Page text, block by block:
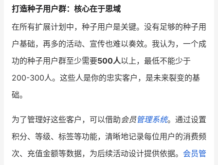
培训课程
私域课程 新零售内参
增长俱乐部 有赞商盟
商家社区
合作共进
入驻有赞 认证代理商
打造种子用户群：核心在于思域
在所有扩展计划中，种子用户是关键。没有足够的种子用
户基础，再多的活动、宣传也难以奏效。我认为，一个成
功的种子用户群至少需要500人以上，最低不能少于
200-300人。这些人是你的忠实客户，是未来裂变的基
础。
为了管理好这些客户，可以借助会员管理系统。通过设置
积分、等级、标签等功能，清晰地记录每位用户的消费频
次、充值金额等数据，为后续活动设计提供依据。 会员管